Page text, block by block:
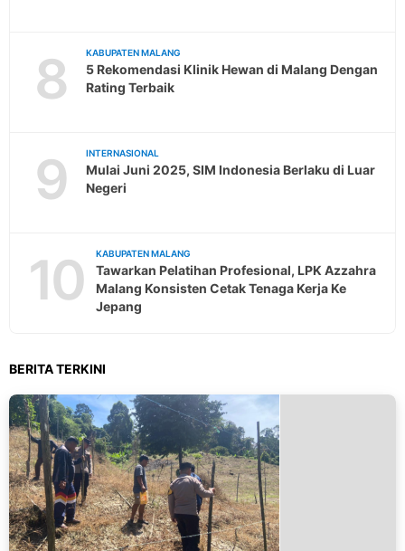
8 KABUPATEN MALANG
5 Rekomendasi Klinik Hewan di Malang Dengan
Rating Terbaik
9 INTERNASIONAL
Mulai Juni 2025, SIM Indonesia Berlaku di Luar
Negeri
10 KABUPATEN MALANG
Tawarkan Pelatihan Profesional, LPK Azzahra
Malang Konsisten Cetak Tenaga Kerja Ke
Jepang
BERITA TERKINI